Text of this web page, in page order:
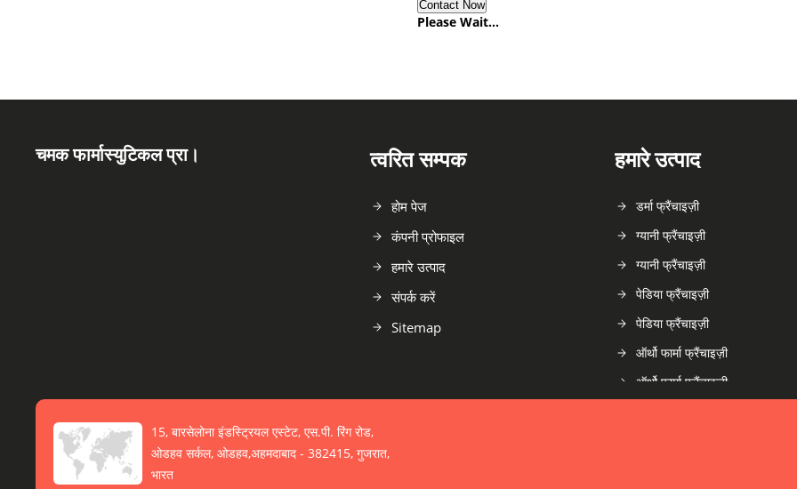
Please Wait...
चमक फार्मास्युटिकल प्रा। त्वरित सम्पक
होम पेज
कंपनी प्रोफाइल
हमारे उत्पाद
संपर्क करें
Sitemap
हमारे उत्पाद
डर्मा फ्रैंचाइज़ी
ग्यानी फ्रैंचाइज़ी
ग्यानी फ्रैंचाइज़ी
पेडिया फ्रैंचाइज़ी
पेडिया फ्रैंचाइज़ी
ऑर्थो फार्मा फ्रैंचाइज़ी
ऑर्थो फार्मा फ्रैंचाइज़ी
15, बारसेलोना इंडस्ट्रियल एस्टेट, एस.पी. रिंग रोड,
ओडहव सर्कल, ओडहव,अहमदाबाद - 382415, गुजरात,
भारत